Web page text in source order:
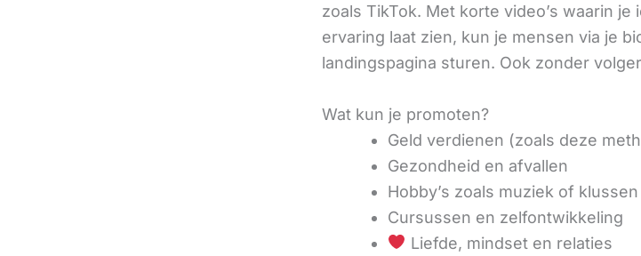
zoals TikTok. Met korte video’s waarin
ervaring laat zien, kun je mensen via je
landingspagina sturen. Ook zonder
Wat kun je promoten?
Geld verdienen (zoals deze
Gezondheid en afvallen
Hobby’s zoals muziek of klussen
Cursussen en zelfontwikkeling
Liefde, mindset en relaties